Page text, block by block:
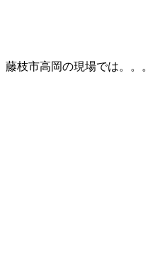
藤枝市高岡の現場では。。。